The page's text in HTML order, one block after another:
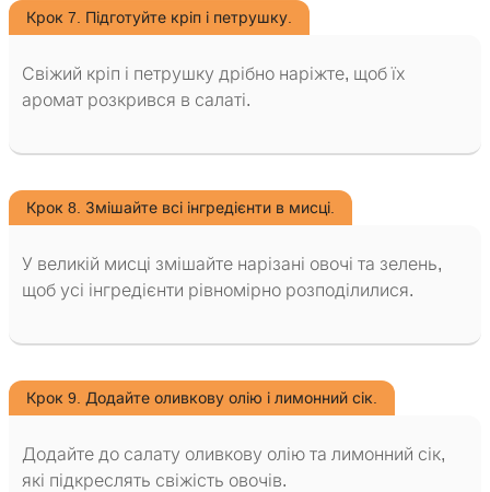
Крок 7. Підготуйте кріп і петрушку.
Свіжий кріп і петрушку дрібно наріжте, щоб їх
аромат розкрився в салаті.
Крок 8. Змішайте всі інгредієнти в мисці.
У великій мисці змішайте нарізані овочі та зелень,
щоб усі інгредієнти рівномірно розподілилися.
Крок 9. Додайте оливкову олію і лимонний сік.
Додайте до салату оливкову олію та лимонний сік,
які підкреслять свіжість овочів.